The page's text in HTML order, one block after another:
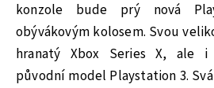
konzole bude prý nová
obývákovým kolosem. Svou
hranatý Xbox Series X, ale i
původní model Playstation 3.